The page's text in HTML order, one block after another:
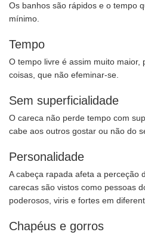
Os banhos são rápidos e o tempo
mínimo.
Tempo
O tempo livre é assim muito maior,
coisas, que não efeminar-se.
Sem superficialidade
O careca não perde tempo com
cabe aos outros gostar ou não do
Personalidade
A cabeça rapada afeta a perceção
carecas são vistos como pessoas
poderosos, viris e fortes em
Chapéus e gorros